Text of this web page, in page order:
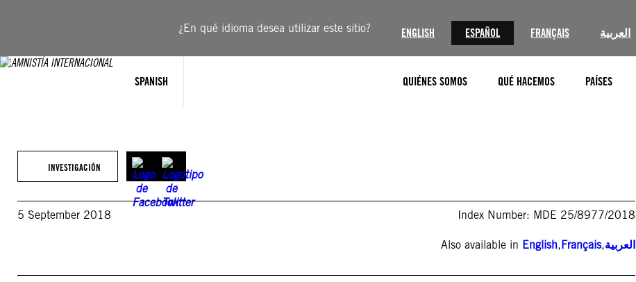
¿En qué idioma desea utilizar este sitio? ENGLISH ESPAÑOL FRANÇAIS العربية
SPANISH QUIÉNES SOMOS QUÉ HACEMOS PAÍSES
INVESTIGACIÓN
5 September 2018 Index Number: MDE 25/8977/2018
Also available in English,Français,العربية